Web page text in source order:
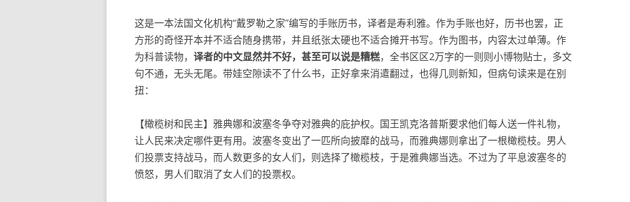
这是一本法国文化机构“戴罗勒之家”编写的手账历书，译者是寿利雅。作为手账也好，历书也罢，正
方形的奇怪开本并不适合随身携带，并且纸张太硬也不适合摊开书写。作为图书，内容太过单薄。作
为科普读物， 译者的中文显然并不好，甚至可以说是糟糕，全书区区2万字的一则则小博物贴士，多文
句不通，无头无尾。带娃空隙读不了什么书，正好拿来消遣翻过，也得几则新知，但病句读来是在别
扭：
【橄榄树和民主】雅典娜和波塞冬争夺对雅典的庇护权。国王凯克洛普斯要求他们每人送一件礼物，
让人民来决定哪件更有用。波塞冬变出了一匹所向披靡的战马，而雅典娜则拿出了一根橄榄枝。男人
们投票支持战马，而人数更多的女人们，则选择了橄榄枝，于是雅典娜当选。不过为了平息波塞冬的
愤怒，男人们取消了女人们的投票权。